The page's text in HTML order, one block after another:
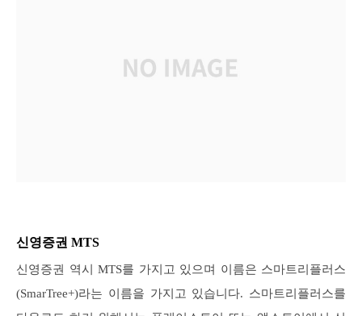
신영증권 MTS
신영증권 역시 MTS를 가지고 있으며 이름은 스마트리플러스
(SmarTree+)라는 이름을 가지고 있습니다. 스마트리플러스를